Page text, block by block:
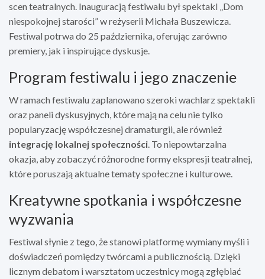
scen teatralnych. Inauguracją festiwalu był spektakl „Dom
niespokojnej starości” w reżyserii Michała Buszewicza.
Festiwal potrwa do 25 października, oferując zarówno
premiery, jak i inspirujące dyskusje.
Program festiwalu i jego znaczenie
W ramach festiwalu zaplanowano szeroki wachlarz spektakli
oraz paneli dyskusyjnych, które mają na celu nie tylko
popularyzację współczesnej dramaturgii, ale również
integrację lokalnej społeczności. To niepowtarzalna
okazja, aby zobaczyć różnorodne formy ekspresji teatralnej,
które poruszają aktualne tematy społeczne i kulturowe.
Kreatywne spotkania i współczesne
wyzwania
Festiwal słynie z tego, że stanowi platformę wymiany myśli i
doświadczeń pomiędzy twórcami a publicznością. Dzięki
licznym debatom i warsztatom uczestnicy mogą zgłębiać